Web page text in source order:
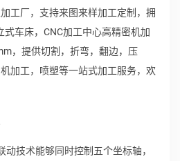
工厂，支持来图来样加工定制，拥
车床，CNC加工中心高精密机加
，提供切割，折弯，翻边，压
加工，喷塑等一站式加工服务，欢
动技术能够同时控制五个坐标轴，